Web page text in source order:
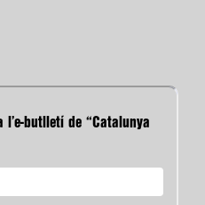
butlletí de “Catalunya